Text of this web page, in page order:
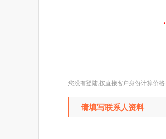
*
您没有登陆,按直接客户身份计算价格
请填写联系人资料